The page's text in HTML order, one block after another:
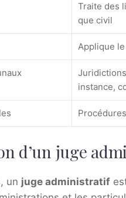
Traite des
que civil
Applique
instance,
d’un juge
un juge administratif